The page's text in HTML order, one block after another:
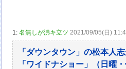
1:名無しが沸キ立ツ 2021/09/05(日)
「ダウンタウン」の松本人
「ワイドナショー」（日曜